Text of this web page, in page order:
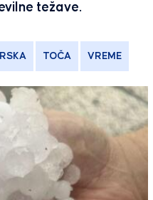
težave.
TOČA VREME